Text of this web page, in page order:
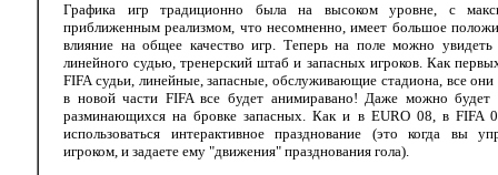
Графика игр традиционно была на высоком уровне, с
приближенным реализмом, что несомненно, имеет большое
влияние на общее качество игр. Теперь на поле можно увидеть
линейного судью, тренерский штаб и запасных игроков. Как
FIFA судьи, линейные, запасные, обслуживающие стадиона, все
в новой части FIFA все будет анимиравано! Даже можно будет
разминающихся на бровке запасных. Как и в EURO 08, в FIFA
использоваться интерактивное празднование (это когда вы
игроком, и задаете ему "движения" празднования гола).